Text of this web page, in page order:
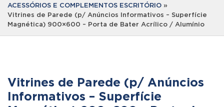
ACESSÓRIOS E COMPLEMENTOS ESCRITÓRIO »
Vitrines de Parede (p/ Anúncios Informativos – Superfície
Magnética) 900×600 – Porta de Bater Acrílico / Alumínio
Vitrines de Parede (p/ Anúncios
Informativos – Superfície